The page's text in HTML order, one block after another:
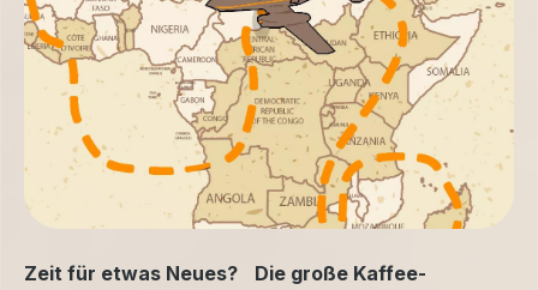
Zeit für etwas Neues? Die große Kaffee-